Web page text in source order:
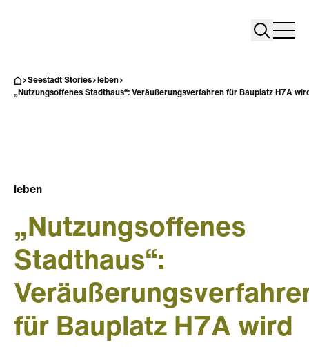
Search
Seestadt Stories
leben
„Nutzungsoffenes Stadthaus“: Veräußerungsverfahren für Bauplatz H7A
leben
„Nutzungsoffenes
Stadthaus“:
für Bauplatz H7A wird